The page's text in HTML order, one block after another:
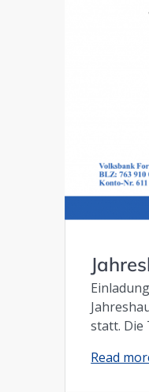
statt. Die
Read